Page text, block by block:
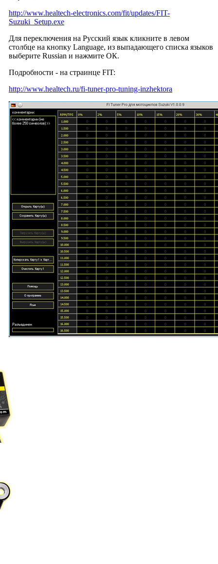
http://www.healtech-electronics.com/fit/updates/FIT-
Suzuki_Setup.exe
Для переключения на Русский язык кликните в левом
столбце на кнопку Language, из выпадающего списка языков
выберите Russian и нажмите ОК.
Подробности - на страинце FIT:
http://www.healtech.ru/fi-tuner-pro-tuning-inzhektora